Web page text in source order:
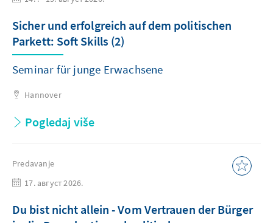
Sicher und erfolgreich auf dem politischen
Parkett: Soft Skills (2)
Seminar für junge Erwachsene
Hannover
Pogledaj više
Predavanje
17. август 2026.
Du bist nicht allein - Vom Vertrauen der Bürger